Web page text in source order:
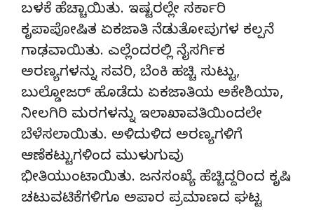
ಬಳಕೆ ಹೆಚ್ಚಾಯಿತು. ಇಷ್ಟರಲ್ಲೇ ಸರ್ಕಾರಿ
ಕೃಪಾಪೋಷಿತ ಏಕಜಾತಿ ನೆಡುತೋಪುಗಳ ಕಲ್ಪನೆ
ಗಾಢವಾಯಿತು. ಎಲ್ಲೆಂದರಲ್ಲಿ ನೈಸರ್ಗಿಕ
ಅರಣ್ಯಗಳನ್ನು ಸವರಿ, ಬೆಂಕಿ ಹಚ್ಚಿ ಸುಟ್ಟು,
ಬುಲ್ಡೋಜರ್ ಹೊಡೆದು ಏಕಜಾತಿಯ ಅಕೇಶಿಯಾ,
ನೀಲಗಿರಿ ಮರಗಳನ್ನು ಇಲಾಖಾವತಿಯಿಂದಲೇ
ಬೆಳೆಸಲಾಯಿತು. ಅಳಿದುಳಿದ ಅರಣ್ಯಗಳಿಗೆ
ಆಣೆಕಟ್ಟುಗಳಿಂದ ಮುಳುಗುವು
ಭೀತಿಯುಂಟಾಯಿತು. ಜನಸಂಖ್ಯೆ ಹೆಚ್ಚಿದ್ದರಿಂದ ಕೃಷಿ
ಚಟುವಟಿಕೆಗಳಿಗೂ ಅಪಾರ ಪ್ರಮಾಣದ ಘಟ್ಟ